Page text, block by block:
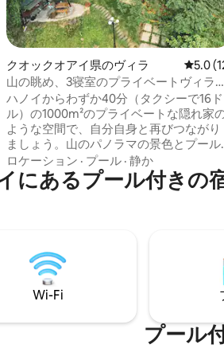
件、5つ星中5.0つ星の平均評価
クオックオアイ県のヴィラ レビュ
5.0
山の眺め、3寝室のプライベートヴィラ
HN、インフィニティプール
ハノイからわずか40分（タクシーで16ド
ル）の1000m²のプライベートな隠れ家
ような空間で、自分自身と再びつながり
ましょう。山のパノラマの景色とプール
バーを備えた、化学物質を含まない天然
温泉のインフィニティプールに身を委ね
ましょう。心に響く田園暮らしを満喫し
食器洗浄機付きシェフのキッチン ​洗濯
機、乾燥機、高速Wi-Fi ​回復力のある睡
のためのキング／クイーンサイズベッド ​
心の奥底を癒やすための穏やかな聖域。
ロケーション · プール · 静か
にあるプール付きの
Wi-Fi
プール